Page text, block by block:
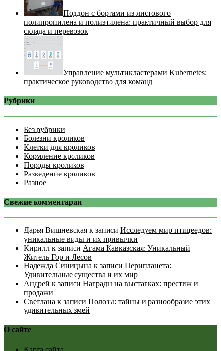
Поддон с бортами из листового
полипропилена и полиэтилена: практичный выбор для
склада и перевозок
Управление мультикластерами Kubernetes:
практическое руководство для команд
Рубрики
Без рубрики
Болезни кроликов
Клетки для кроликов
Кормление кроликов
Породы кроликов
Разведение кроликов
Разное
Свежие комментарии
Дарья Вишневская к записи Исследуем мир птицеедов:
уникальные виды и их привычки
Кирилл к записи Агама Кавказская: Уникальный
Житель Гор и Лесов
Надежда Синицына к записи Перипланета:
Удивительные существа и их мир
Андрей к записи Награды на выставках: престиж и
продажи
Светлана к записи Полозы: тайны и разнообразие этих
удивительных змей
О сайте
Карта сайта